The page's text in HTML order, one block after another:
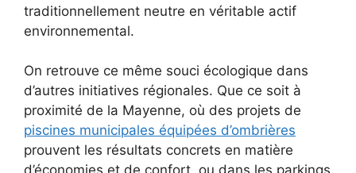
traditionnellement neutre en véritable actif
environnemental.
On retrouve ce même souci écologique dans
d’autres initiatives régionales. Que ce soit à
proximité de la Mayenne, où des projets de
piscines municipales équipées d’ombrières
prouvent les résultats concrets en matière